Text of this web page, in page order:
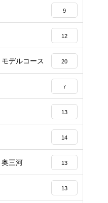
9
12
デルコース 20
7
13
14
三河 13
13